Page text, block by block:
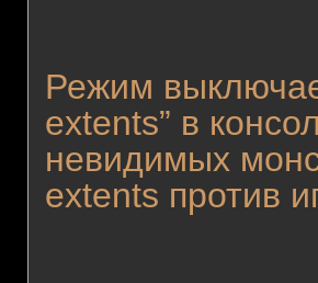
Режим
extents” в
невидимых
extents против